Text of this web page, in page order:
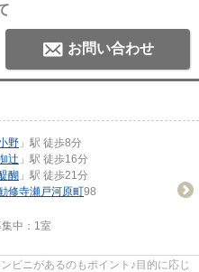
お問い合わせ
野 」駅 徒歩8分
辻 」駅 徒歩16分
醐 」駅 徒歩21分
修寺瀬戸河原町98
中： 1室
ビニがあるのもポイント♪目的に応じ